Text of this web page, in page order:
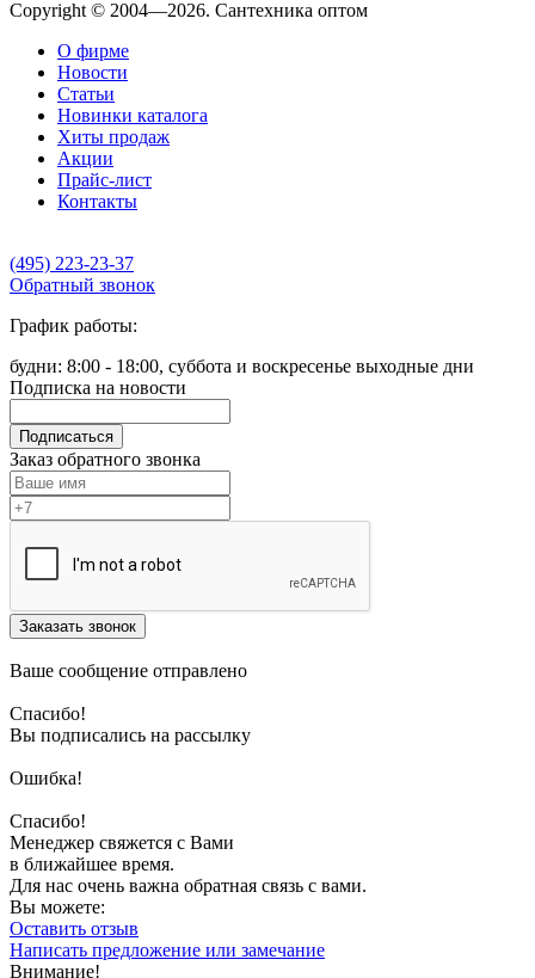
Copyright © 2004—2026. Сантехника оптом
О фирме
Новости
Статьи
Новинки каталога
Хиты продаж
Акции
Прайс-лист
Контакты
(495) 223-23-37
Обратный звонок
График работы:
будни: 8:00 - 18:00, суббота и воскресенье выходные дни
Подписка на новости
Подписаться
Заказ обратного звонка
Заказать звонок
Ваше сообщение отправлено
Спасибо!
Вы подписались на рассылку
Ошибка!
Спасибо!
Менеджер свяжется с Вами
в ближайшее время.
Для нас очень важна обратная связь с вами.
Вы можете:
Оставить отзыв
Написать предложение или замечание
Внимание!